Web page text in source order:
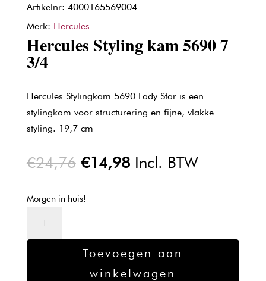
Artikelnr: 4000165569004
Merk: Hercules
Hercules Styling kam 5690 7
3/4
Hercules Stylingkam 5690 Lady Star is een
stylingkam voor structurering en fijne, vlakke
styling. 19,7 cm
€24,76 Oorspronkelijke
was:
€14,98Huidige
Incl. BTW
Morgen in huis!
Toevoegen aan
winkelwagen